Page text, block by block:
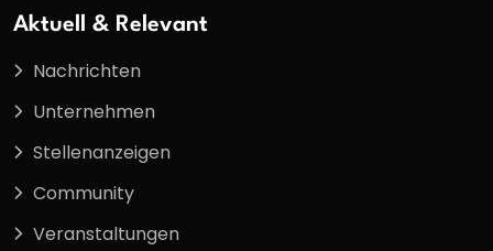
Aktuell & Relevant
Nachrichten
Unternehmen
Stellenanzeigen
Community
Veranstaltungen